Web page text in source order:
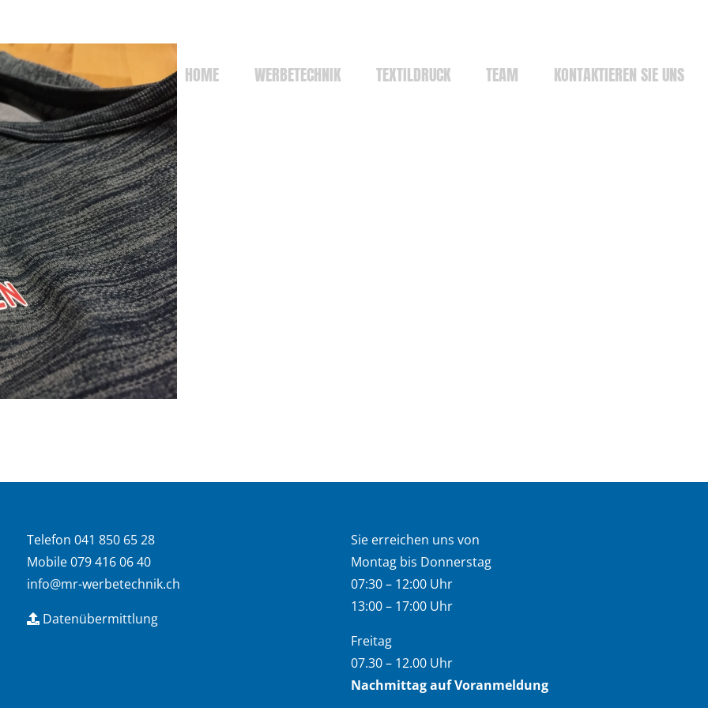
HOME WERBETECHNIK TEXTILDRUCK TEAM KONTAKTIEREN SIE UNS
Telefon 041 850 65 28
Mobile 079 416 06 40
info@mr-werbetechnik.ch
Datenübermittlung
Sie erreichen uns von
Montag bis Donnerstag
07:30 – 12:00 Uhr
13:00 – 17:00 Uhr
Freitag
07.30 – 12.00 Uhr
Nachmittag auf Voranmeldung